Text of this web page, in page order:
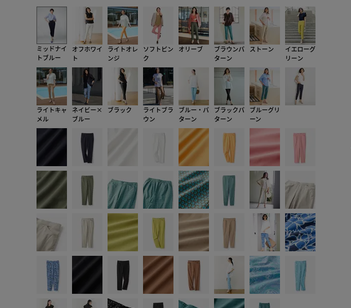
ミッドナイ
トブルー
オフホワイ
ト
ライトオレ
ンジ
ソフトピン
ク
オリーブ
ブラウンパ
ターン
ストーン
イエローグ
リーン
ライトキャ
メル
ネイビー×
ブルー
ブラック
ライトブラ
ウン
ブルー・パ
ターン
ブラックパ
ターン
ブルーグリ
ーン